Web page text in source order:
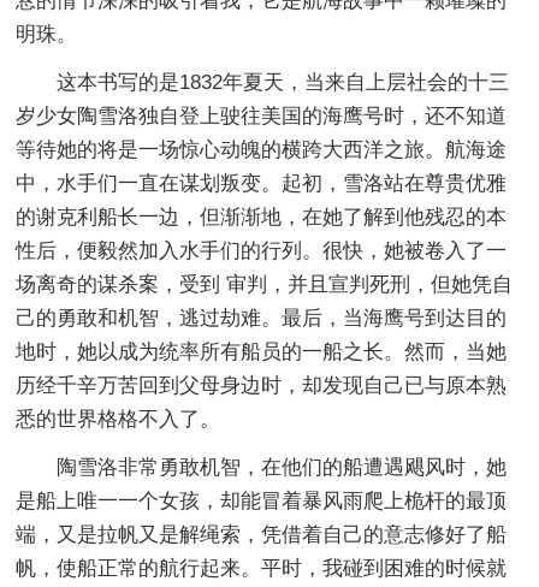
明珠。
这本书写的是1832年夏天，当来自上层社会的十三
岁少女陶雪洛独自登上驶往美国的海鹰号时，还不知道
等待她的将是一场惊心动魄的横跨大西洋之旅。航海途
中，水手们一直在谋划叛变。起初，雪洛站在尊贵优雅
的谢克利船长一边，但渐渐地，在她了解到他残忍的本
性后，便毅然加入水手们的行列。很快，她被卷入了一
场离奇的谋杀案，受到 审判，并且宣判死刑，但她凭自
己的勇敢和机智，逃过劫难。最后，当海鹰号到达目的
地时，她以成为统率所有船员的一船之长。然而，当她
历经千辛万苦回到父母身边时，却发现自己已与原本熟
悉的世界格格不入了。
陶雪洛非常勇敢机智，在他们的船遭遇飓风时，她
是船上唯一一个女孩，却能冒着暴风雨爬上桅杆的最顶
端，又是拉帆又是解绳索，凭借着自己的意志修好了船
帆，使船正常的航行起来。平时，我碰到困难的时候就